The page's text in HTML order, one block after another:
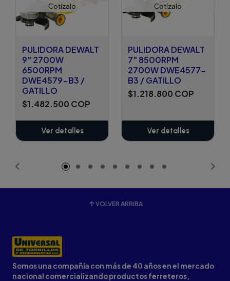
Cotízalo
PULIDORA DEWALT
9" 2700W
6500RPM
DWE4579-B3 /
GATILLO
$1.482.500 COP
Ver detalles
Cotízalo
PULIDORA DEWALT
7" 8500RPM
2700W DWE4577-
B3 / GATILLO
$1.218.800 COP
Ver detalles
VOLVER ARRIBA
Somos una compañía con más de 40 años en el mercado
nacional comercializando productos ferreteros,